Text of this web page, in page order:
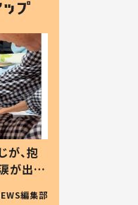
が、抱
が出ま
編集部